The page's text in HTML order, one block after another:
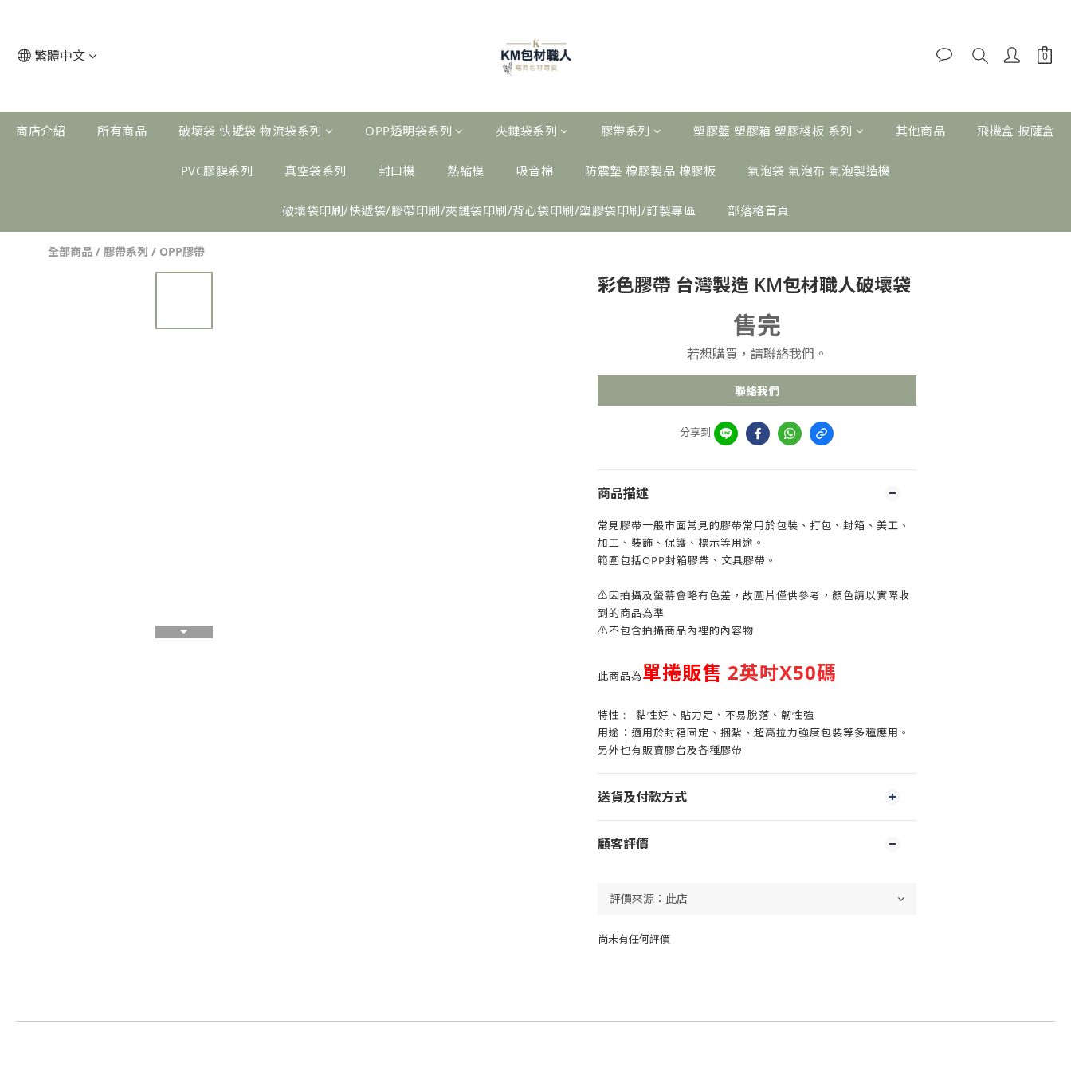
繁體中文
商店介紹 所有商品 破壞袋 快遞袋 物流袋系列 OPP透明袋系列 夾鏈袋系列 膠帶系列 塑膠籃 塑膠箱 塑膠棧板 系列 其他商品 飛機盒 披薩盒
PVC膠膜系列 真空袋系列 封口機 熱縮模 吸音棉 防震墊 橡膠製品 橡膠板 氣泡袋 氣泡布 氣泡製造機
破壞袋印刷/快遞袋/膠帶印刷/夾鏈袋印刷/背心袋印刷/塑膠袋印刷/訂製專區 部落格首頁
全部商品 / 膠帶系列 / OPP膠帶
彩色膠帶 台灣製造 KM包材職人破壞袋
售完
若想購買，請聯絡我們。
聯絡我們
分享到
商品描述
常見膠帶一般市面常見的膠帶常用於包裝、打包、封箱、美工、
加工、裝飾、保護、標示等用途。
範圍包括OPP封箱膠帶、文具膠帶。
⚠因拍攝及螢幕會略有色差，故圖片僅供參考，顏色請以實際收
到的商品為準
⚠不包含拍攝商品內裡的內容物
此商品為單捲販售 2英吋X50碼
特性 : 黏性好、貼力足、不易脫落、韌性強
用途：適用於封箱固定、捆紮、超高拉力強度包裝等多種應用。
另外也有販賣膠台及各種膠帶
送貨及付款方式
顧客評價
尚未有任何評價